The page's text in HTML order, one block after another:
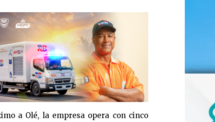
a Olé, la empresa opera con cinco